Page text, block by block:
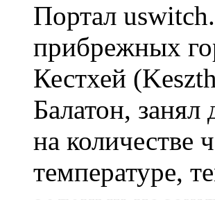
Портал
прибрежных
Кестхей
Балатон,
на количестве
температуре,